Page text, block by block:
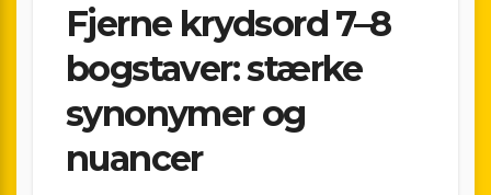
Fjerne krydsord 7–8
bogstaver: stærke
synonymer og
nuancer